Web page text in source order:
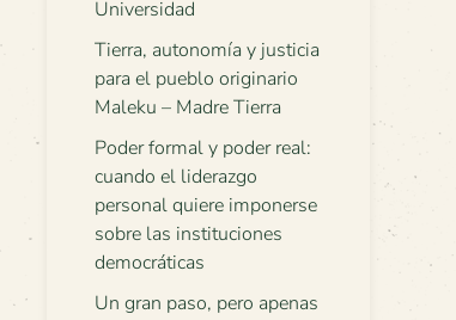
Universidad
Tierra, autonomía y justicia
para el pueblo originario
Maleku – Madre Tierra
Poder formal y poder real:
cuando el liderazgo
personal quiere imponerse
sobre las instituciones
democráticas
Un gran paso, pero apenas